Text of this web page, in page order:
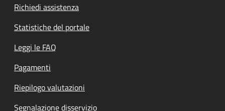
Richiedi assistenza
Statistiche del portale
Leggi le FAQ
Pagamenti
Riepilogo valutazioni
Segnalazione disservizio